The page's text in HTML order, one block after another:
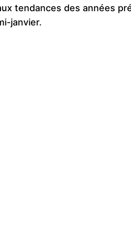
tendances des années
janvier.